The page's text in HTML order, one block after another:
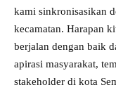
kami sinkronisasikan
kecamatan. Harapan
berjalan dengan baik
apirasi masyarakat,
stakeholder di kota